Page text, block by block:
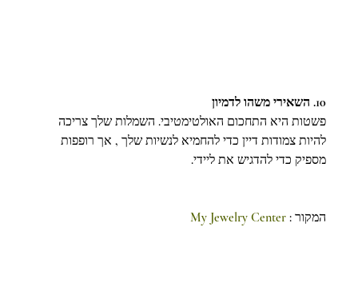
10. השאירי משהו לדמיון
פשטות היא התחכום האולטימטיבי. השמלות שלך צריכה
להיות צמודות דיין כדי להחמיא לנשיות שלך , אך רופפות
מספיק כדי להדגיש את ליידי.
המקור : My Jewelry Center